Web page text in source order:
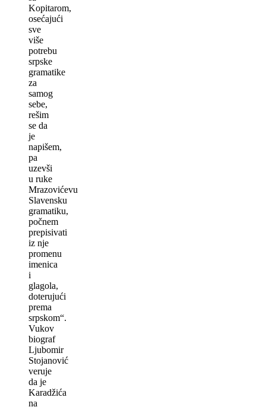
Kopitarom,
osećajući
sve
više
potrebu
srpske
gramatike
za
samog
sebe,
rešim
se da
je
napišem,
pa
uzevši
u ruke
Mrazovićevu
Slavensku
gramatiku,
počnem
prepisivati
iz nje
promenu
imenica
i
glagola,
doterujući
prema
srpskom“.
Vukov
biograf
Ljubomir
Stojanović
veruje
da je
Karadžića
na